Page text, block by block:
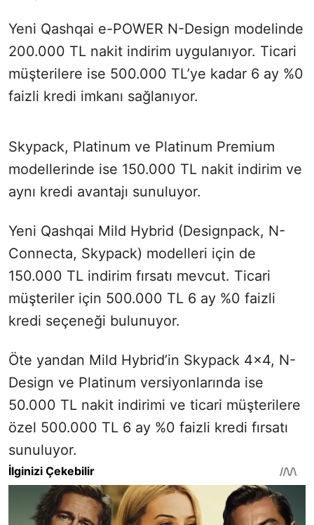
Yeni Qashqai e-POWER N-Design modelinde
200.000 TL nakit indirim uygulanıyor. Ticari
müşterilere ise 500.000 TL’ye kadar 6 ay %0
faizli kredi imkanı sağlanıyor.
Skypack, Platinum ve Platinum Premium
modellerinde ise 150.000 TL nakit indirim ve
aynı kredi avantajı sunuluyor.
Yeni Qashqai Mild Hybrid (Designpack, N-
Connecta, Skypack) modelleri için de
150.000 TL indirim fırsatı mevcut. Ticari
müşteriler için 500.000 TL 6 ay %0 faizli
kredi seçeneği bulunuyor.
Öte yandan Mild Hybrid’in Skypack 4x4, N-
Design ve Platinum versiyonlarında ise
50.000 TL nakit indirimi ve ticari müşterilere
özel 500.000 TL 6 ay %0 faizli kredi fırsatı
sunuluyor.